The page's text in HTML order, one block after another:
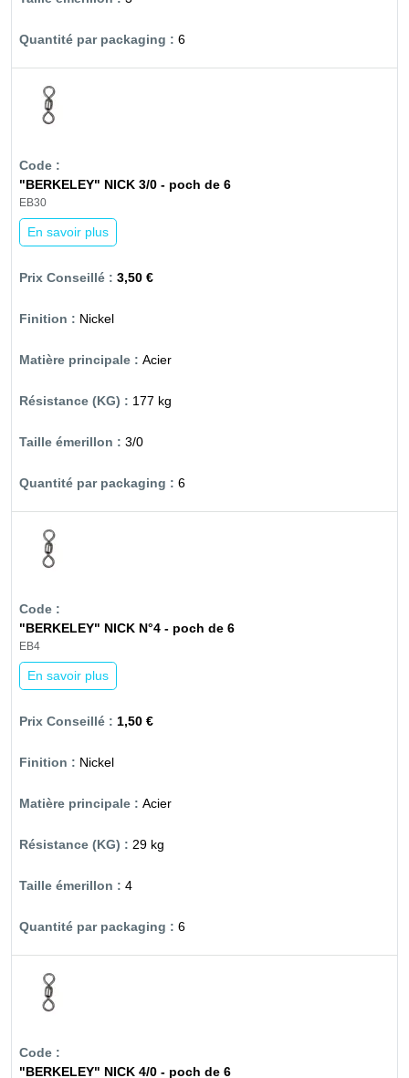
6
"BERKELEY" NICK 3/0 - poch de 6
EB30
En savoir plus
3,50 €
Nickel
Acier
177 kg
3/0
6
"BERKELEY" NICK N°4 - poch de 6
EB4
En savoir plus
1,50 €
Nickel
Acier
29 kg
4
6
"BERKELEY" NICK 4/0 - poch de 6